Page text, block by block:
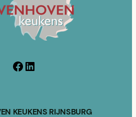
Facebook LinkedIn
KEUKENS RIJNSBURG